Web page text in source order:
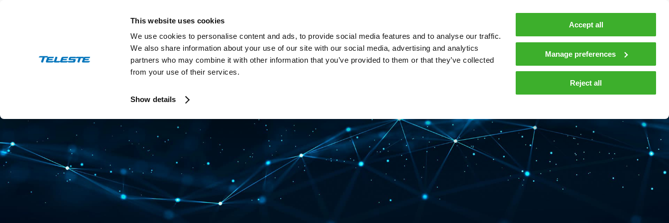
This website uses cookies
We use cookies to personalise content and ads, to provide social media features and to analyse our traffic.
We also share information about your use of our site with our social media, advertising and analytics
partners who may combine it with other information that you’ve provided to them or that they’ve collected
from your use of their services.
Show details
Accept all
Manage preferences
Reject all
In English